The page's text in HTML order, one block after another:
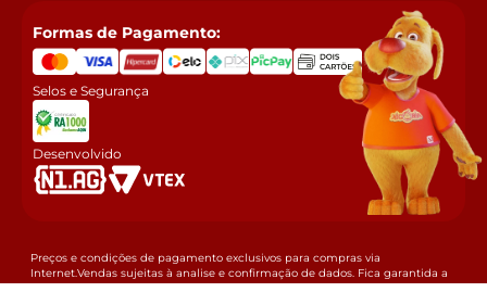
Formas de Pagamento:
Selos e Segurança
Desenvolvido
Preços e condições de pagamento exclusivos para compras via
Internet.Vendas sujeitas à analise e confirmação de dados. Fica garantida a
empresa a eventual retificação das ofertas e erros de digitação que possam